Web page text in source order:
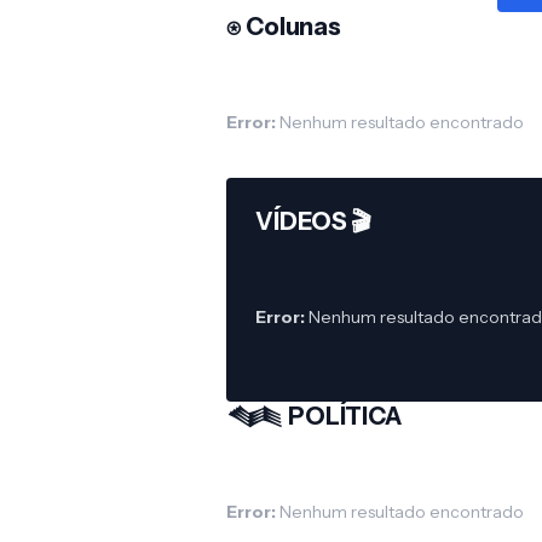
⍟ Colunas
Error: Nenhum resultado encontrado
VÍDEOS 🎬
Error:Nenhum resultado
𒈝 POLÍTICA
Error: Nenhum resultado encontrado